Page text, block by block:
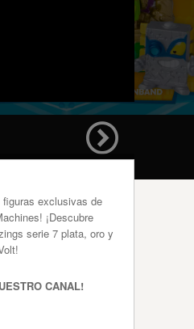
exclusivas de
¡Descubre
serie 7 plata, oro y
CANAL!